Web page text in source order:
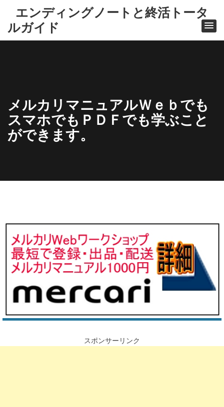
エンディングノートと終活トータ
ルガイド
メルカリマニュアルＷｅｂでも
スマホでもＰＤＦでも学ぶこと
ができます。
カリ
マニ
ュア
ルＷ
ｅｂ
でも
スマ
ホで
ＤＦ
こと
スポンサーリンク